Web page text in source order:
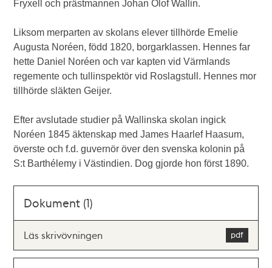
Fryxell och prästmannen Johan Olof Wallin.
Liksom merparten av skolans elever tillhörde Emelie
Augusta Noréen, född 1820, borgarklassen. Hennes far
hette Daniel Noréen och var kapten vid Värmlands
regemente och tullinspektör vid Roslagstull. Hennes mor
tillhörde släkten Geijer.
Efter avslutade studier på Wallinska skolan ingick
Noréen 1845 äktenskap med James Haarlef Haasum,
överste och f.d. guvernör över den svenska kolonin på
S:t Barthélemy i Västindien. Dog gjorde hon först 1890.
Dokument (1)
Läs skrivövningen